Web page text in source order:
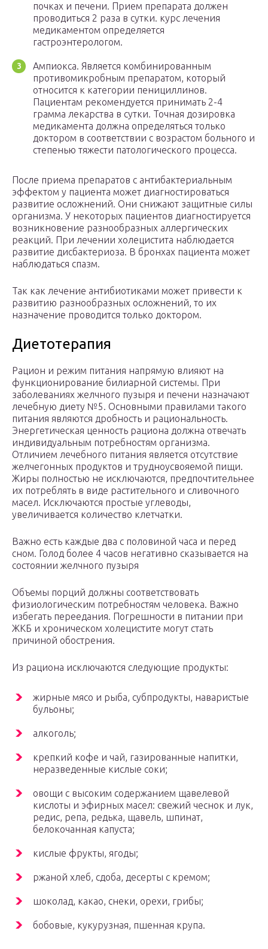
почках и печени. Прием препарата должен
проводиться 2 раза в сутки. курс лечения
медикаментом определяется
гастроэнтерологом.
Ампиокса. Является комбинированным
противомикробным препаратом, который
относится к категории пенициллинов.
Пациентам рекомендуется принимать 2-4
грамма лекарства в сутки. Точная дозировка
медикамента должна определяться только
доктором в соответствии с возрастом больного и
степенью тяжести патологического процесса.
После приема препаратов с антибактериальным
эффектом у пациента может диагностироваться
развитие осложнений. Они снижают защитные силы
организма. У некоторых пациентов диагностируется
возникновение разнообразных аллергических
реакций. При лечении холецистита наблюдается
развитие дисбактериоза. В бронхах пациента может
наблюдаться спазм.
Так как лечение антибиотиками может привести к
развитию разнообразных осложнений, то их
назначение проводится только доктором.
Диетотерапия
Рацион и режим питания напрямую влияют на
функционирование билиарной системы. При
заболеваниях желчного пузыря и печени назначают
лечебную диету №5. Основными правилами такого
питания являются дробность и рациональность.
Энергетическая ценность рациона должна отвечать
индивидуальным потребностям организма.
Отличием лечебного питания является отсутствие
желчегонных продуктов и трудноусвояемой пищи.
Жиры полностью не исключаются, предпочтительнее
их потреблять в виде растительного и сливочного
масел. Исключаются простые углеводы,
увеличивается количество клетчатки.
Важно есть каждые два с половиной часа и перед
сном. Голод более 4 часов негативно сказывается на
состоянии желчного пузыря
Объемы порций должны соответствовать
физиологическим потребностям человека. Важно
избегать переедания. Погрешности в питании при
ЖКБ и хроническом холецистите могут стать
причиной обострения.
Из рациона исключаются следующие продукты:
жирные мясо и рыба, субпродукты, наваристые
бульоны;
алкоголь;
крепкий кофе и чай, газированные напитки,
неразведенные кислые соки;
овощи с высоким содержанием щавелевой
кислоты и эфирных масел: свежий чеснок и лук,
редис, репа, редька, щавель, шпинат,
белокочанная капуста;
кислые фрукты, ягоды;
ржаной хлеб, сдоба, десерты с кремом;
шоколад, какао, снеки, орехи, грибы;
бобовые, кукурузная, пшенная крупа.